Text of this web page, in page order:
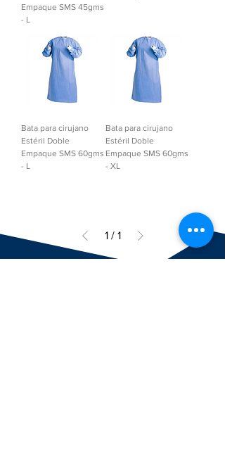
Empaque SMS 45gms
- L
Bata para cirujano
Estéril Doble
Empaque SMS 60gms
- L
Bata para cirujano
Estéril Doble
Empaque SMS 60gms
- XL
1 / 1